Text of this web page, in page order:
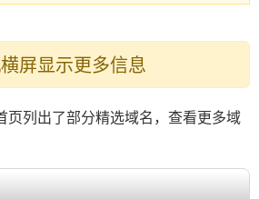
屏显示更多信息
页列出了部分精选域名，查看更多域